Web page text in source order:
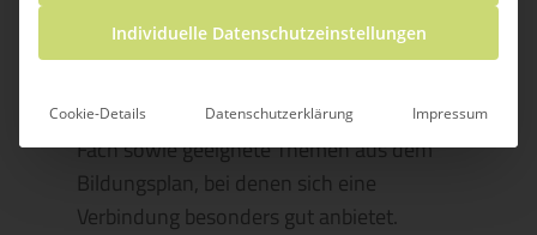
den virtuellen Firmenbesuch des
konkrete Anknüpfungspunkte zu ihrem
Fach sowie geeignete Themen aus dem
Bildungsplan, bei denen sich eine
Verbindung besonders gut anbietet.
Individuelle Datenschutzeinstellungen
Cookie-Details Datenschutzerklärung Impressum